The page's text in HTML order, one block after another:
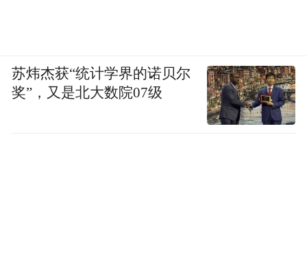
苏炜杰获“统计学界的诺贝尔
奖”，又是北大数院07级